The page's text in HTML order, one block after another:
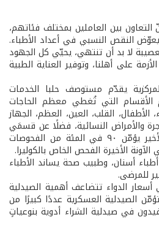
التعاون بين العاملين بمختلف فئاتهم،
يعوّض النقص النسبي في أعداد الأطباء.
لا بد أن تنتهي، يحيّي كل الجهود
على أهلنا، وتوفير العناية الطبية
يقدّم مستوصف حلبا الخدمات
الأقسام التي تُغطي معظم الحاجات
الأطفال، القلب، العين، العظم، الجهاز
والأمراض النسائية، فضلًا عن قسمَي
الأشعة والمختبر، والقسم الأخير يؤمّن ٩٠ في المئة من الفحوصات
الأخيرة الفحص الخاص بالكوليرا.
أسنان، وطبيب صحة يساند الأطباء
للمرضى.
الدواء تتضاعف أهمية الصيدلية
الصيدلية العسكرية عددًا كبيرًا من
في صيدلية الشراء أدوية بنوعياتٍ